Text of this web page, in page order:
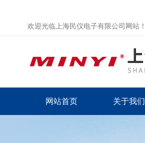
欢迎光临上海民仪电子有限公司网站！
网站首页 关于我们